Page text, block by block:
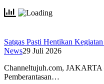
Satgas Pasti Hentikan
News29 Juli 2026
Channeltujuh.com, JAKARTA
Pemberantasan…